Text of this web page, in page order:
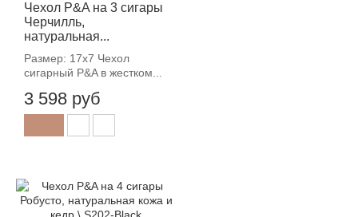
Чехол P&A на 3 сигары
Черчилль,
натуральная...
Размер: 17х7 Чехол
сигарный P&A в жестком...
3 598 руб